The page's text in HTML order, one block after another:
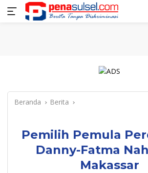
Langsung
Home Nasional Pendidikan
Beranda Berita
Pemilih Pemula
Danny-Fatma
Makassar